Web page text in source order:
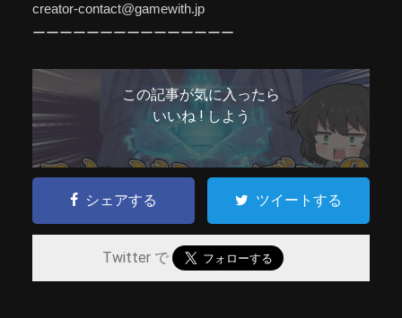
creator-contact@gamewith.jp
ーーーーーーーーーーーーーーー
この記事が気に入ったら
いいね ! しよう
シェアする ツイートする
Twitter で